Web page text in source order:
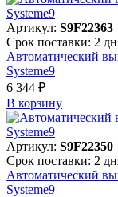
Артикул: S9F22363
Срок поставки: 2
Автоматический
Systeme9
6 344 ₽
В корзинy
Артикул: S9F22350
Срок поставки: 2
Автоматический
Systeme9